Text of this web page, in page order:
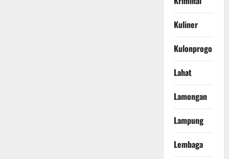
Kuliner
Kulonprogo
Lahat
Lamongan
Lampung
Lembaga